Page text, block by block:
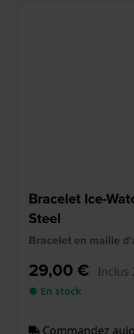
Bracelet Ice-
Steel
Bracelet en maille
29,00 € Inclus
● En stock
Commandez